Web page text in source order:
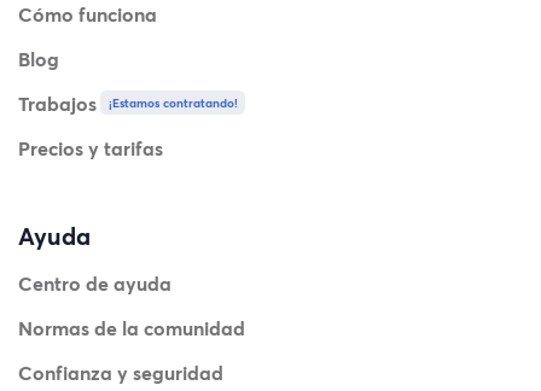
Cómo funciona
Blog
Trabajos
¡Estamos contratando!
Precios y tarifas
Ayuda
Centro de ayuda
Normas de la comunidad
Confianza y seguridad